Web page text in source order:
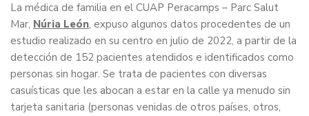
La médica de familia en el CUAP Peracamps – Parc Salut
Mar, Núria León, expuso algunos datos procedentes de un
estudio realizado en su centro en julio de 2022, a partir de la
detección de 152 pacientes atendidos e identificados como
personas sin hogar. Se trata de pacientes con diversas
casuísticas que les abocan a estar en la calle ya menudo sin
tarjeta sanitaria (personas venidas de otros países, otros,